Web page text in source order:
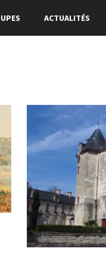
ACTUALITÉS